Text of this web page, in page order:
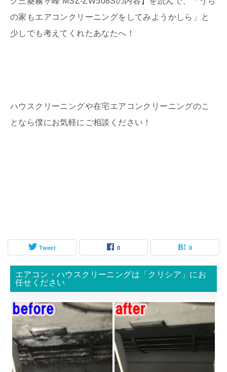
の家もエアコンクリーニングをしてみようかしら」と
少しでも考えてくれたあなたへ！
ハウスクリーニングや在宅エアコンクリーニングのこ
となら僕にお気軽にご相談ください！
Tweet 0 0
エアコン・ハウスクリーニングは「クリシア」にお
任せください